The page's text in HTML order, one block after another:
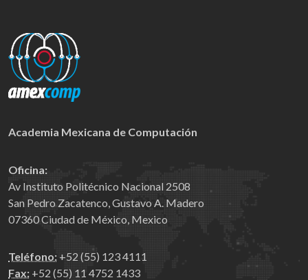
Academia Mexicana de Computación
Oficina:
Av Instituto Politécnico Nacional 2508
San Pedro Zacatenco, Gustavo A. Madero
07360 Ciudad de México, Mexico
Teléfono: +52 (55) 123 4111
Fax: +52 (55) 11 4752 1433